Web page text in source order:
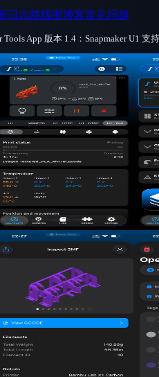
日志路线图博客常见问题
Tools App 版本 1.4：Snapmaker U1 支